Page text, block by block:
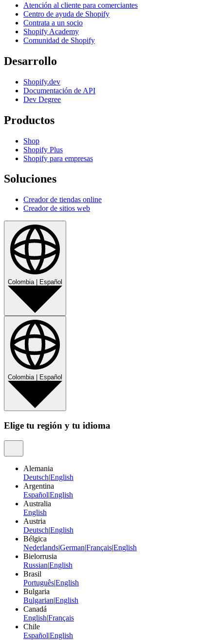
Atención al cliente para comerciantes
Centro de ayuda de Shopify
Contrata a un socio
Shopify Academy
Comunidad de Shopify
Desarrollo
Shopify.dev
Documentación de API
Dev Degree
Productos
Shop
Shopify Plus
Shopify para empresas
Soluciones
Creador de tiendas online
Creador de sitios web
Colombia| Español
Colombia| Español
Elige tu región y tu idioma
Alemania
Deutsch|English
Argentina
Español|English
Australia
English
Austria
Deutsch|English
Bélgica
Nederlands|German|Français|English
Bielorrusia
Russian|English
Brasil
Português|English
Bulgaria
Bulgarian|English
Canadá
English|Français
Chile
Español|English